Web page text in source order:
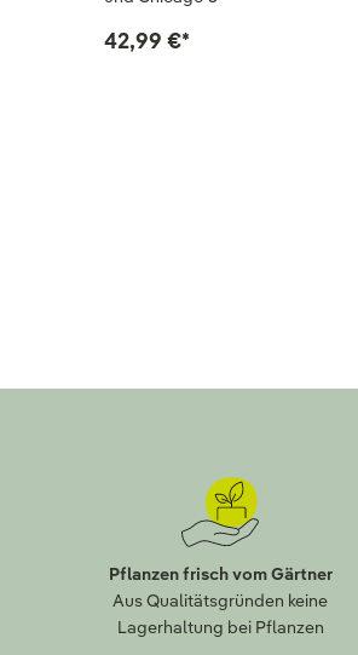
42,99 €*
Pflanzen frisch vom Gärtner
Aus Qualitätsgründen keine
Lagerhaltung bei Pflanzen